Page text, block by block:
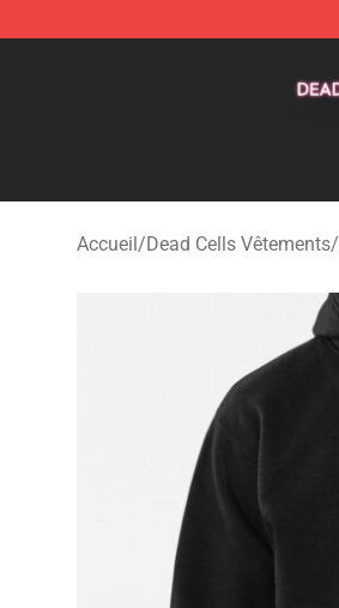
Accueil/Dead Cells Vêtements/